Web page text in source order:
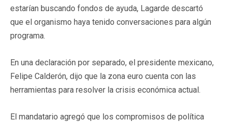
estarían buscando fondos de ayuda, Lagarde descartó
que el organismo haya tenido conversaciones para algún
programa.
En una declaración por separado, el presidente mexicano,
Felipe Calderón, dijo que la zona euro cuenta con las
herramientas para resolver la crisis económica actual.
El mandatario agregó que los compromisos de política